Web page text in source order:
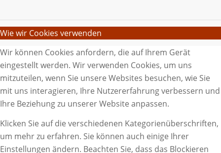
Wie wir Cookies verwenden
Wir können Cookies anfordern, die auf Ihrem Gerät
eingestellt werden. Wir verwenden Cookies, um uns
mitzuteilen, wenn Sie unsere Websites besuchen, wie Sie
mit uns interagieren, Ihre Nutzererfahrung verbessern und
Ihre Beziehung zu unserer Website anpassen.
Klicken Sie auf die verschiedenen Kategorienüberschriften,
um mehr zu erfahren. Sie können auch einige Ihrer
Einstellungen ändern. Beachten Sie, dass das Blockieren